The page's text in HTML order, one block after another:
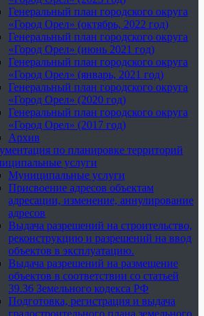
Генеральный план городского округа
«Город Орел» (октябрь, 2022 год)
Генеральный план городского округа
«Город Орел» (июнь 2021 год)
Генеральный план городского округа
«Город Орел» (январь, 2021 год)
Генеральный план городского округа
«Город Орел» (2020 год)
Генеральный план городского округа
«Город Орел» (2017 год)
Архив
по планировке территорий
услуги
Муниципальные услуги
Присвоение адресов объектам
адресации, изменение, аннулирование
адресов
Выдача разрешений на строительство,
реконструкцию и разрешений на ввод
объектов в эксплуатацию.
Выдача разрешений на размещение
объектов в соответствии со статьей
39.36 Земельного кодекса РФ
Подготовка, регистрация и выдача
градостроительного плана земельного